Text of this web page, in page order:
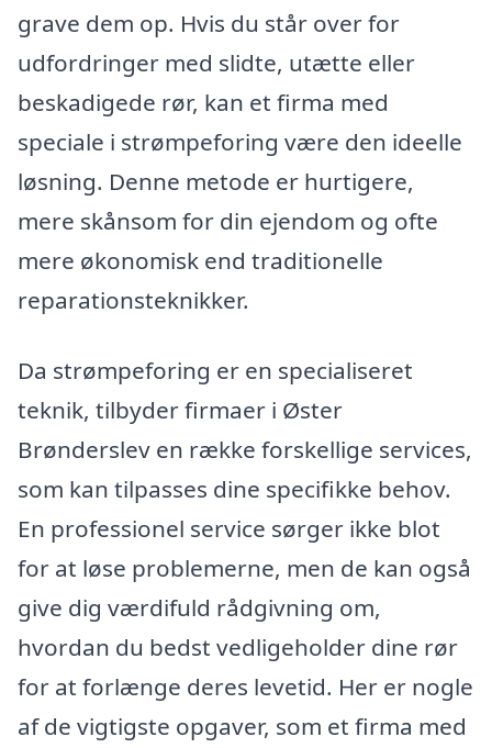
grave dem op. Hvis du står over for
udfordringer med slidte, utætte eller
beskadigede rør, kan et firma med
speciale i strømpeforing være den ideelle
løsning. Denne metode er hurtigere,
mere skånsom for din ejendom og ofte
mere økonomisk end traditionelle
reparationsteknikker.
Da strømpeforing er en specialiseret
teknik, tilbyder firmaer i Øster
Brønderslev en række forskellige services,
som kan tilpasses dine specifikke behov.
En professionel service sørger ikke blot
for at løse problemerne, men de kan også
give dig værdifuld rådgivning om,
hvordan du bedst vedligeholder dine rør
for at forlænge deres levetid. Her er nogle
af de vigtigste opgaver, som et firma med